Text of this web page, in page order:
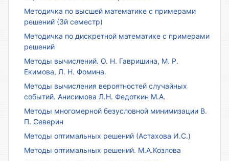
Методичка по высшей математике с примерами
решений (3й семестр)
Методичка по дискретной математике с примерами
решений
Методы вычислений. О. Н. Гавришина, М. Р.
Екимова, Л. Н. Фомина.
Методы вычисления вероятностей случайных
событий. Анисимова Л.Н. Федоткин М.А.
Методы многомерной безусловной минимизации В.
П. Северин
Методы оптимальных решений (Астахова И.С.)
Методы оптимальных решений. М.А.Козлова